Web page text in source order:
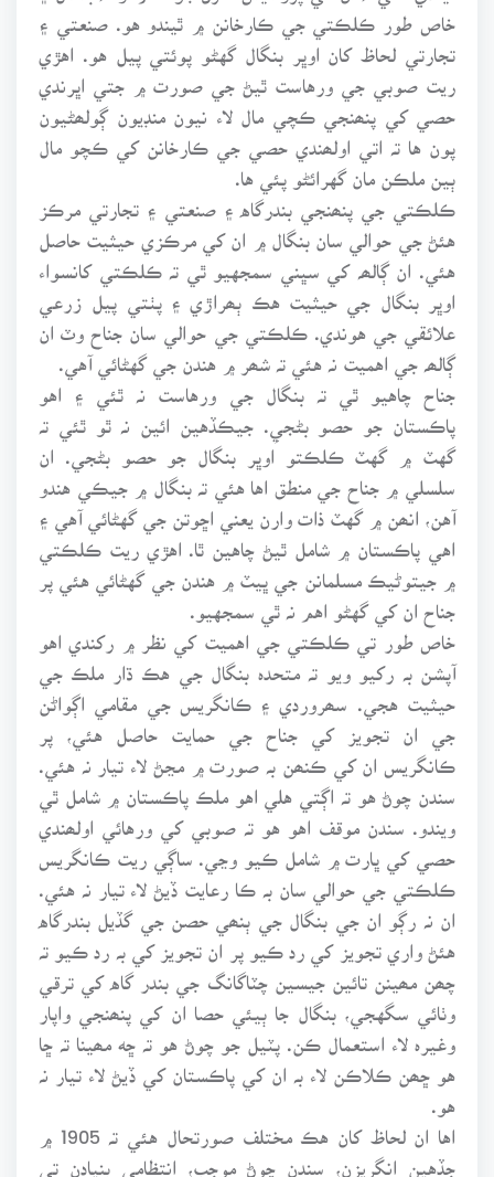
خاص طور ڪلڪتي جي ڪارخانن ۾ ٿيندو هو. صنعتي ۽
تجارتي لحاظ کان اوڀر بنگال گهڻو پوئتي پيل هو. اهڙي
ريت صوبي جي ورهاست ٿيڻ جي صورت ۾ جتي اڀرندي
حصي کي پنھنجي ڪچي مال لاء نيون منڊيون ڳولھڻيون
پون ها تہ اتي اولھندي حصي جي ڪارخانن کي ڪچو مال
ٻين ملڪن مان گهرائڻو پئي ها.
ڪلڪتي جي پنھنجي بندرگاه ۽ صنعتي ۽ تجارتي مرڪز
هئڻ جي حوالي سان بنگال ۾ ان کي مرڪزي حيثيت حاصل
هئي. ان ڳالھہ کي سڀني سمجهيو ٿي تہ ڪلڪتي کانسواء
اوڀر بنگال جي حيثيت هڪ ٻھراڙي ۽ پٺتي پيل زرعي
علائقي جي هوندي. ڪلڪتي جي حوالي سان جناح وٽ ان
ڳالھہ جي اهميت نہ هئي تہ شھر ۾ هندن جي گهڻائي آهي.
جناح چاهيو ٿي تہ بنگال جي ورهاست نہ ٿئي ۽ اهو
پاڪستان جو حصو بڻجيِ. جيڪڏهين ائين نہ ٿو ٿئي تہ
گهٽ ۾ گهٽ ڪلڪتو اوڀر بنگال جو حصو بڻجي. ان
سلسلي ۾ جناح جي منطق اها هئي تہ بنگال ۾ جيڪي هندو
آهن، انھن ۾ گهٽ ذات وارن يعني اڇوتن جي گهڻائي آهي ۽
اهي پاڪستان ۾ شامل ٿيڻ چاهين ٿا. اهڙي ريت ڪلڪتي
۾ جيتوڻيڪ مسلمانن جي ڀيٽ ۾ هندن جي گهڻائي هئي پر
جناح ان کي گهڻو اهم نہ ٿي سمجهيو.
خاص طور تي ڪلڪتي جي اهميت کي نظر ۾ رکندي اهو
آپشن بہ رکيو ويو تہ متحدہ بنگال جي هڪ ڌار ملڪ جي
حيثيت هجي. سھروردي ۽ ڪانگريس جي مقامي اڳواڻن
جي ان تجويز کي جناح جي حمايت حاصل هئي، پر
ڪانگريس ان کي ڪنھن بہ صورت ۾ مڃڻ لاء تيار نہ هئي.
سندن چوڻ هو تہ اڳتي هلي اهو ملڪ پاڪستان ۾ شامل ٿي
ويندو. سندن موقف اهو هو تہ صوبي کي ورهائي اولھندي
حصي کي ڀارت ۾ شامل ڪيو وڃي. ساڳي ريت ڪانگريس
ڪلڪتي جي حوالي سان بہ ڪا رعايت ڏيڻ لاء تيار نہ هئي.
ان نہ رڳو ان جي بنگال جي ٻنھي حصن جي گڏيل بندرگاه
هئڻ واري تجويز کي رد ڪيو پر ان تجويز کي بہ رد ڪيو تہ
چھن مھينن تائين جيسين چٽاگانگ جي بندر گاه کي ترقي
وٺائي سگهجي، بنگال جا ٻيئي حصا ان کي پنھنجي واپار
وغيرہ لاء استعمال ڪن. پٽيل جو چوڻ هو تہ ڇه مھينا تہ ڇا
هو ڇھن ڪلاڪن لاء بہ ان کي پاڪستان کي ڏيڻ لاء تيار نہ
جڏهين انگريزن، سندن چوڻ موجب، انتظامي بنيادن تي